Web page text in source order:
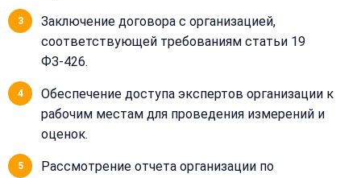
Заключение договора с организацией,
соответствующей требованиям статьи 19
ФЗ-426.
Обеспечение доступа экспертов организации к
рабочим местам для проведения измерений и
оценок.
Рассмотрение отчета организации по
нам:
+7
(499)
40